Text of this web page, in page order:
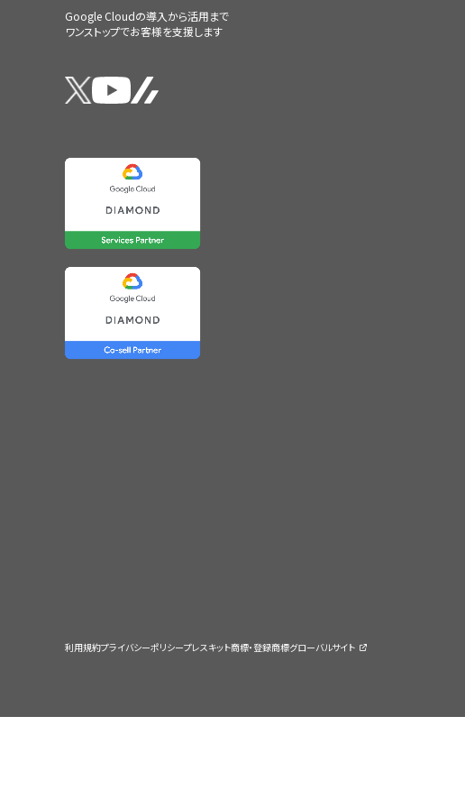
Google Cloudの導入から活用まで
ワンストップでお客様を支援します
利用規約プライバシーポリシープレスキット商標・登録商標グローバルサイト